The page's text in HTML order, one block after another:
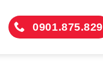
0901.875.829